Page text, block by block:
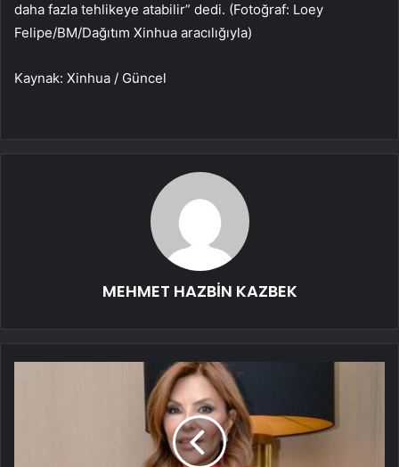
daha fazla tehlikeye atabilir” dedi. (Fotoğraf: Loey
Felipe/BM/Dağıtım Xinhua aracılığıyla)
Kaynak: Xinhua / Güncel
MEHMET HAZBİN KAZBEK